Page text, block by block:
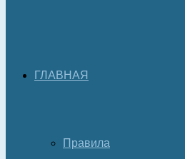
ГЛАВНАЯ
Правила